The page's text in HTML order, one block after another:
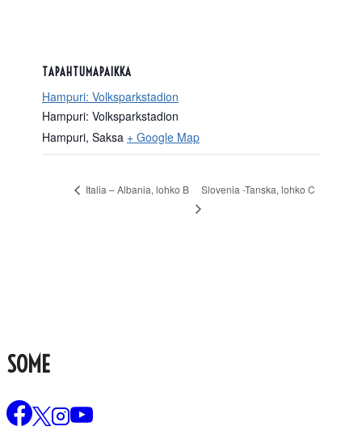
TAPAHTUMAPAIKKA
Hampuri: Volksparkstadion
Hampuri: Volksparkstadion
Hampuri, Saksa + Google Map
Italia – Albania, lohko B Slovenia -Tanska, lohko C
SOME